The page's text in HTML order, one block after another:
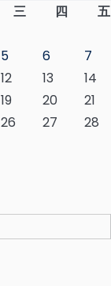
三 四 五
5 6 7
12 13 14
19 20 21
26 27 28